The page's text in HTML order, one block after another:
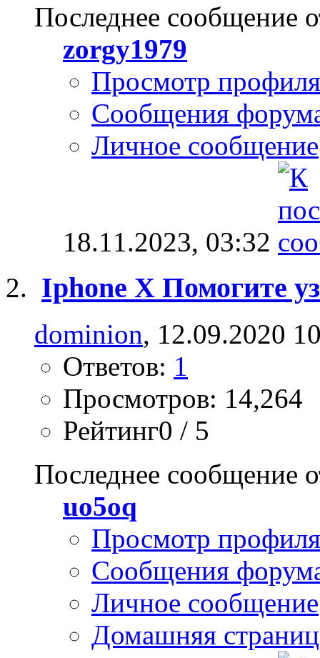
Последнее сообщение
zorgy1979
Просмотр профиля
Сообщения
Личное сообщение
18.11.2023, 03:32
Iphone X Помогите
dominion, 12.09.2020
Ответов: 1
Просмотров: 14,264
Рейтинг0 / 5
Последнее сообщение
uo5oq
Просмотр профиля
Сообщения
Личное сообщение
Домашняя